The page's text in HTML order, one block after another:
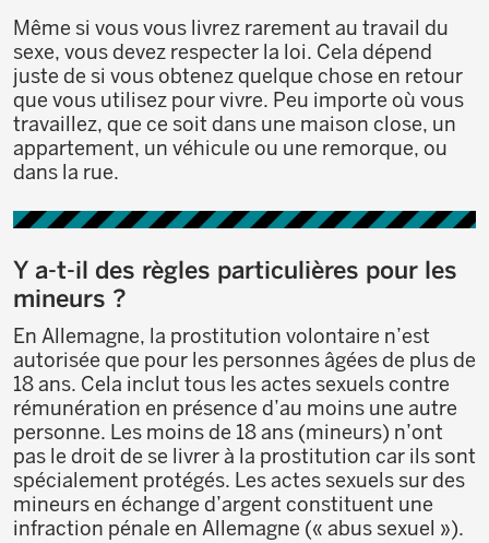
Même si vous vous livrez rarement au travail du
sexe, vous devez respecter la loi. Cela dépend
juste de si vous obtenez quelque chose en retour
que vous utilisez pour vivre. Peu importe où vous
travaillez, que ce soit dans une maison close, un
appartement, un véhicule ou une remorque, ou
dans la rue.
Y a-t-il des règles particulières pour les
mineurs ?
En Allemagne, la prostitution volontaire n’est
autorisée que pour les personnes âgées de plus de
18 ans. Cela inclut tous les actes sexuels contre
rémunération en présence d’au moins une autre
personne. Les moins de 18 ans (mineurs) n’ont
pas le droit de se livrer à la prostitution car ils sont
spécialement protégés. Les actes sexuels sur des
mineurs en échange d’argent constituent une
infraction pénale en Allemagne (« abus sexuel »).